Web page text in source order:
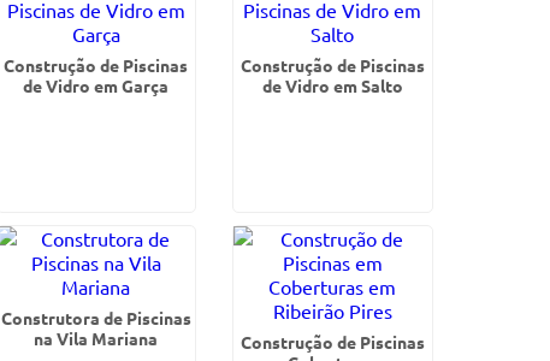
Construção de Piscinas
de Vidro em Garça
Construção de Piscinas
de Vidro em Salto
Construtora de Piscinas
na Vila Mariana
Construção de Piscinas